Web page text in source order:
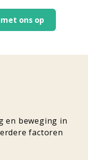
ons op
en beweging in
factoren